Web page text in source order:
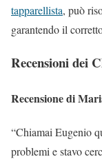
tapparellista, può
garantendo il
Recensioni dei
Recensione di
“Chiamai Eugenio
problemi e stavo